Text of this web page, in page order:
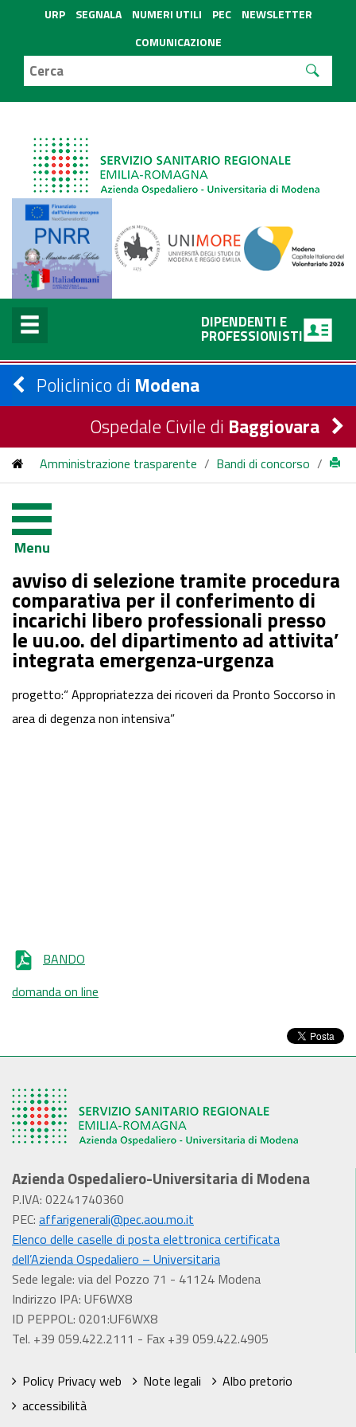
URP SEGNALA NUMERI UTILI PEC
NEWSLETTER
COMUNICAZIONE
DIPENDENTI E
PROFESSIONISTI
Policlinico di Modena
Ospedale Civile di Baggiovara
Amministrazione trasparente / Bandi di concorso /
avviso di selezione tramite procedura comparativa per il
conferimento di incarichi libero professionali presso le uu.oo.
del dipartimento ad attivita’ integrata emergenza-urgenza
Menu
avviso di selezione tramite procedura
comparativa per il conferimento di
incarichi libero professionali presso
le uu.oo. del dipartimento ad attivita’
integrata emergenza-urgenza
progetto:“ Appropriatezza dei ricoveri da Pronto Soccorso in
area di degenza non intensiva”
BANDO
domanda on line
Azienda Ospedaliero-Universitaria di Modena
P.IVA: 02241740360
PEC: affarigenerali@pec.aou.mo.it
Elenco delle caselle di posta elettronica certificata
dell’Azienda Ospedaliero – Universitaria
Sede legale: via del Pozzo 71 - 41124 Modena
Indirizzo IPA: UF6WX8
ID PEPPOL: 0201:UF6WX8
Tel. +39 059.422.2111 - Fax +39 059.422.4905
Policy Privacy web Note legali
Albo pretorio
accessibilità